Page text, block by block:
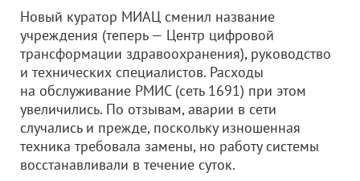
Новый куратор МИАЦ сменил название
учреждения (теперь — Центр цифровой
трансформации здравоохранения), руководство
и технических специалистов. Расходы
на обслуживание РМИС (сеть 1691) при этом
увеличились. По отзывам, аварии в сети
случались и прежде, поскольку изношенная
техника требовала замены, но работу системы
восстанавливали в течение суток.